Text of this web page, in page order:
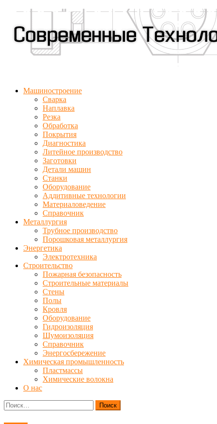
Машиностроение
Сварка
Наплавка
Резка
Обработка
Покрытия
Диагностика
Литейное производство
Заготовки
Детали машин
Станки
Оборудование
Аддитивные технологии
Материаловедение
Справочник
Металлургия
Трубное производство
Порошковая металлургия
Энергетика
Электротехника
Строительство
Пожарная безопасность
Строительные материалы
Стены
Полы
Кровля
Оборудование
Гидроизоляция
Шумоизоляция
Справочник
Энергосбережение
Химическая промышленность
Пластмассы
Химические волокна
О нас
Найти: